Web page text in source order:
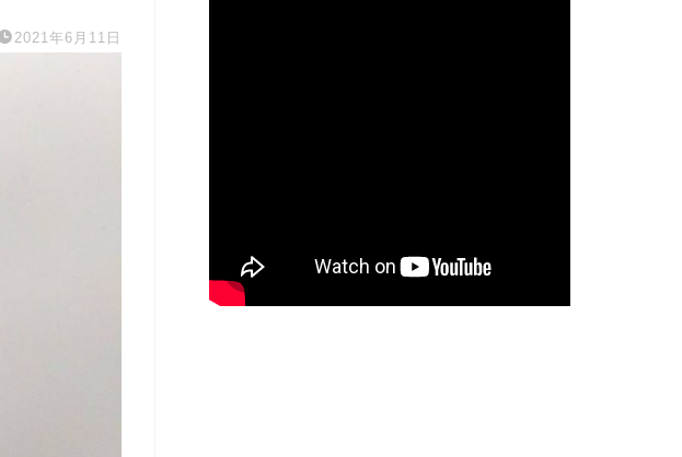
2021年6月11日